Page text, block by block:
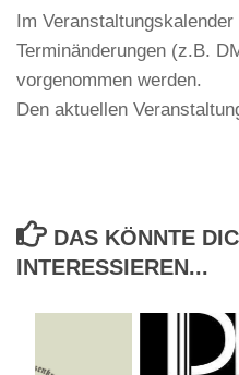
Im
Terminänderungen (z.B.
vorgenommen werden.
Den aktuellen
DAS KÖNNTE
INTERESSIEREN...